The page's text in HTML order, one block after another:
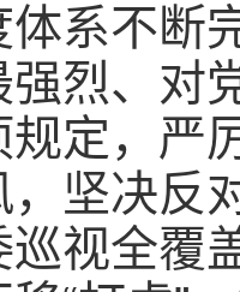
体系不断
强烈、对
规定，严
，坚决反
巡视全覆